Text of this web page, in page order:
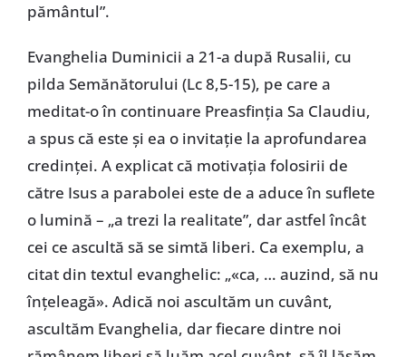
pământul”.
Evanghelia Duminicii a 21-a după Rusalii, cu
pilda Semănătorului (Lc 8,5-15), pe care a
meditat-o în continuare Preasfinția Sa Claudiu,
a spus că este și ea o invitație la aprofundarea
credinței. A explicat că motivația folosirii de
către Isus a parabolei este de a aduce în suflete
o lumină – „a trezi la realitate”, dar astfel încât
cei ce ascultă să se simtă liberi. Ca exemplu, a
citat din textul evanghelic: „«ca, … auzind, să nu
înțeleagă». Adică noi ascultăm un cuvânt,
ascultăm Evanghelia, dar fiecare dintre noi